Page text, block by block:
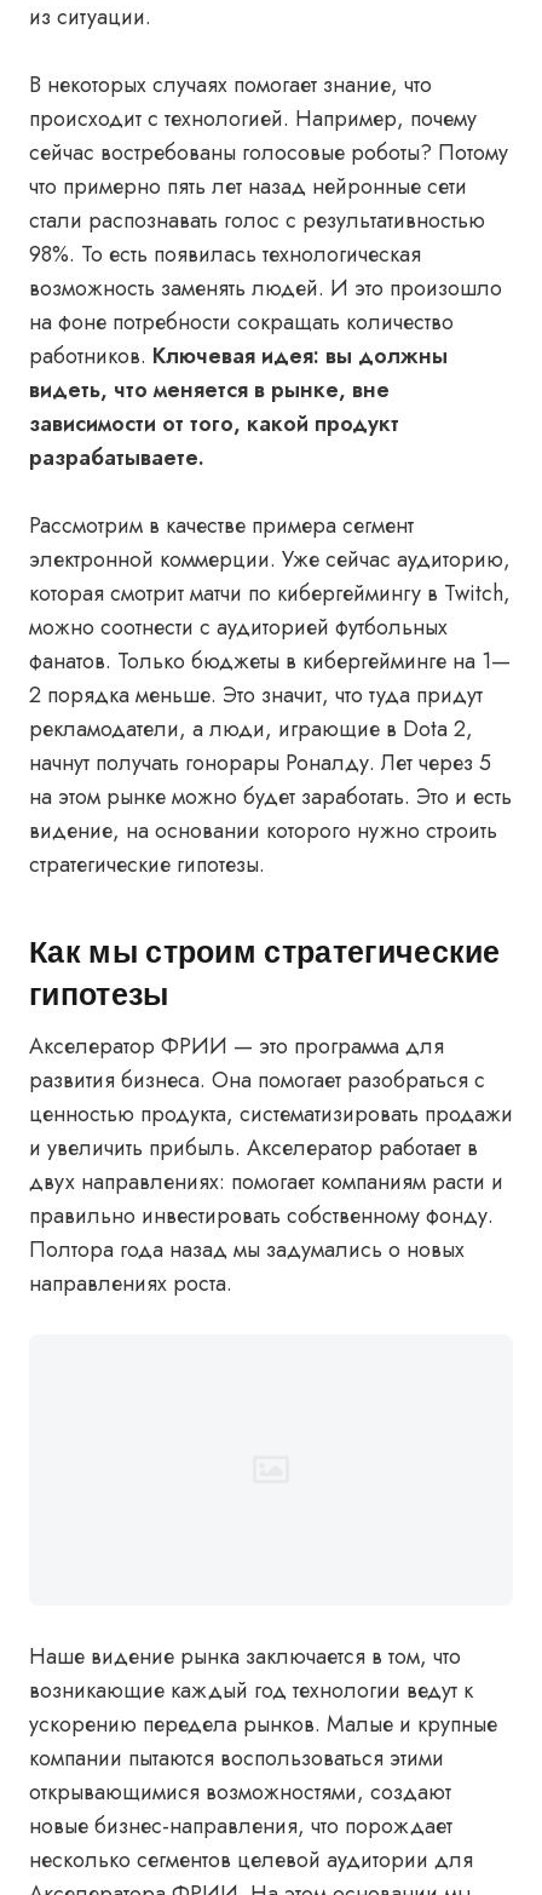
из ситуации.
В некоторых случаях помогает знание, что
происходит с технологией. Например, почему
сейчас востребованы голосовые роботы? Потому
что примерно пять лет назад нейронные сети
стали распознавать голос с результативностью
98%. То есть появилась технологическая
возможность заменять людей. И это произошло
на фоне потребности сокращать количество
работников. Ключевая идея: вы должны
видеть, что меняется в рынке, вне
зависимости от того, какой продукт
разрабатываете.
Рассмотрим в качестве примера сегмент
электронной коммерции. Уже сейчас аудиторию,
которая смотрит матчи по кибергеймингу в Twitch,
можно соотнести с аудиторией футбольных
фанатов. Только бюджеты в кибергейминге на 1—
2 порядка меньше. Это значит, что туда придут
рекламодатели, а люди, играющие в Dota 2,
начнут получать гонорары Роналду. Лет через 5
на этом рынке можно будет заработать. Это и есть
видение, на основании которого нужно строить
стратегические гипотезы.
Как мы строим стратегические
гипотезы
Акселератор ФРИИ — это программа для
развития бизнеса. Она помогает разобраться с
ценностью продукта, систематизировать продажи
и увеличить прибыль. Акселератор работает в
двух направлениях: помогает компаниям расти и
правильно инвестировать собственному фонду.
Полтора года назад мы задумались о новых
направлениях роста.
Наше видение рынка заключается в том, что
возникающие каждый год технологии ведут к
ускорению передела рынков. Малые и крупные
компании пытаются воспользоваться этими
открывающимися возможностями, создают
новые бизнес-направления, что порождает
несколько сегментов целевой аудитории для